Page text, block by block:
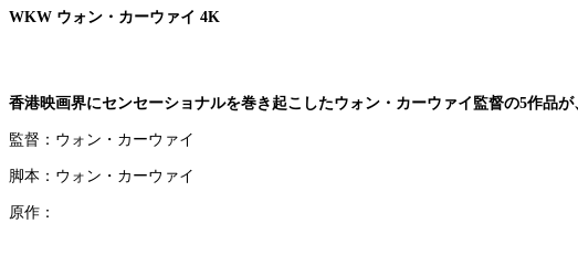
WKW ウォン・カーウァイ 4K
香港映画界にセンセーショナルを巻き起こしたウォン・カーウァイ監督の5作品
監督：ウォン・カーウァイ
脚本：ウォン・カーウァイ
原作：